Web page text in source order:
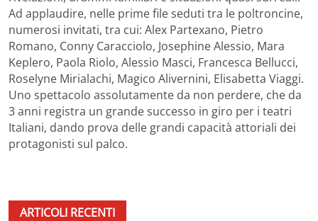
Ad applaudire, nelle prime file seduti tra le poltroncine,
numerosi invitati, tra cui: Alex Partexano, Pietro
Romano, Conny Caracciolo, Josephine Alessio, Mara
Keplero, Paola Riolo, Alessio Masci, Francesca Bellucci,
Roselyne Mirialachi, Magico Alivernini, Elisabetta Viaggi.
Uno spettacolo assolutamente da non perdere, che da
3 anni registra un grande successo in giro per i teatri
Italiani, dando prova delle grandi capacità attoriali dei
protagonisti sul palco.
ARTICOLI RECENTI